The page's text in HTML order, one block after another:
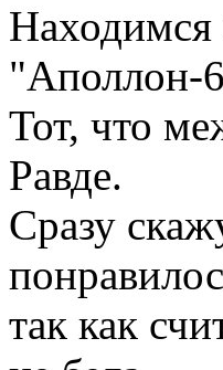
Находимся
"Аполлон-
Тот, что
Равде.
Сразу
так как